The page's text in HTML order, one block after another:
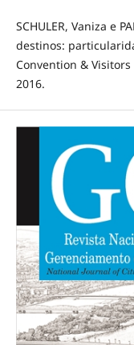
SCHULER, Vaniza e
destinos:
Convention &
2016.